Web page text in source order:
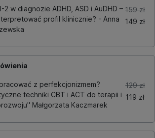
2 w diagnozie ADHD, ASD i AuDHD –
profil klinicznie? - Anna
159 zł
149 zł
z perfekcjonizmem?
techniki CBT i ACT do terapii i
Małgorzata Kaczmarek
129 zł
119 zł